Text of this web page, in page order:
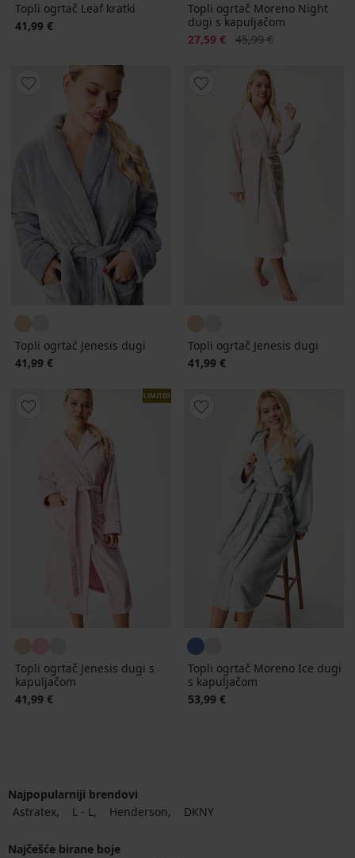
Topli ogrtač Leaf kratki
41,99 €
Topli ogrtač Moreno Night
dugi s kapuljačom
Popust
27,59 € Prvobitna cijena
45,99 €
Topli ogrtač Jenesis dugi
41,99 €
Topli ogrtač Jenesis dugi
41,99 €
LIMITED
Topli ogrtač Jenesis dugi s
kapuljačom
41,99 €
Topli ogrtač Moreno Ice dugi
s kapuljačom
53,99 €
Najpopularniji brendovi
Astratex
L - L Henderson DKNY
Najčešće birane boje